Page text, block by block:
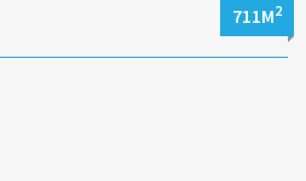
711M2